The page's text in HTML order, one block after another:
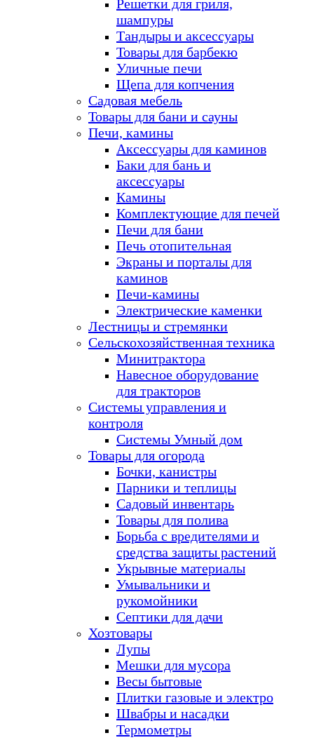
Решетки для гриля,
шампуры
Тандыры и аксессуары
Товары для барбекю
Уличные печи
Щепа для копчения
Садовая мебель
Товары для бани и сауны
Печи, камины
Аксессуары для каминов
Баки для бань и
аксессуары
Камины
Комплектующие для печей
Печи для бани
Печь отопительная
Экраны и порталы для
каминов
Печи-камины
Электрические каменки
Лестницы и стремянки
Сельскохозяйственная техника
Минитрактора
Навесное оборудование
для тракторов
Системы управления и
контроля
Системы Умный дом
Товары для огорода
Бочки, канистры
Парники и теплицы
Садовый инвентарь
Товары для полива
Борьба с вредителями и
средства защиты растений
Укрывные материалы
Умывальники и
рукомойники
Септики для дачи
Хозтовары
Лупы
Мешки для мусора
Весы бытовые
Плитки газовые и электро
Швабры и насадки
Термометры